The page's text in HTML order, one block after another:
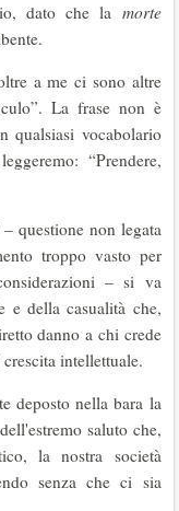
dato che la morte
a me ci sono altre
La frase non è
qualsiasi vocabolario
“Prendere,
questione non legata
troppo vasto per
– si va
e della casualità che,
danno a chi crede
intellettuale.
deposto nella bara la
saluto che,
la nostra società
senza che ci sia